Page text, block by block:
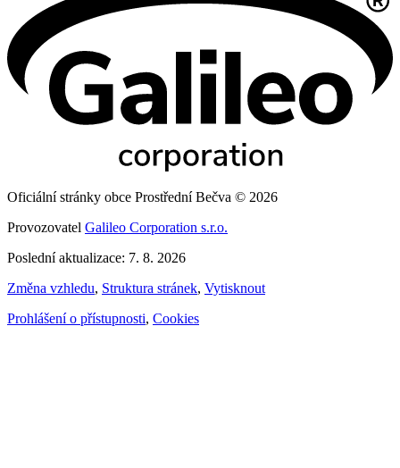
Oficiální stránky obce Prostřední Bečva © 2026
Provozovatel Galileo Corporation s.r.o.
Poslední aktualizace: 7. 8. 2026
Změna vzhledu, Struktura stránek, Vytisknout
Prohlášení o přístupnosti, Cookies